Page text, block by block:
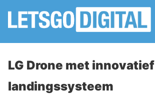
LG Drone met innovatief
landingssysteem